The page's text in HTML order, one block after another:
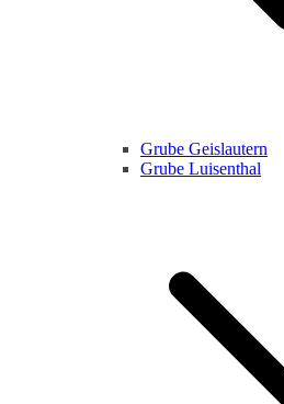
Grube Geislautern
Grube Luisenthal